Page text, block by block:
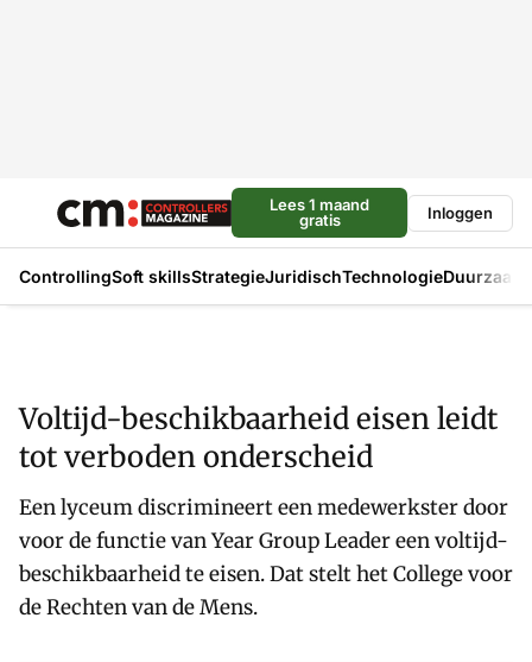
Lees 1 maand
gratis
Inloggen
ControllingSoft skillsStrategieJuridischTechnologie
Voltijd-beschikbaarheid eisen leidt
tot verboden onderscheid
Een lyceum discrimineert een medewerkster door
voor de functie van Year Group Leader een voltijd-
beschikbaarheid te eisen. Dat stelt het College voor
de Rechten van de Mens.